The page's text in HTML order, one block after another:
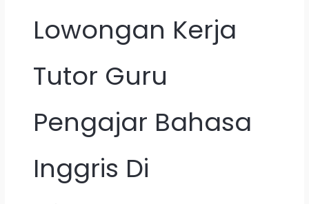
Lowongan Kerja
Tutor Guru
Pengajar Bahasa
Inggris Di